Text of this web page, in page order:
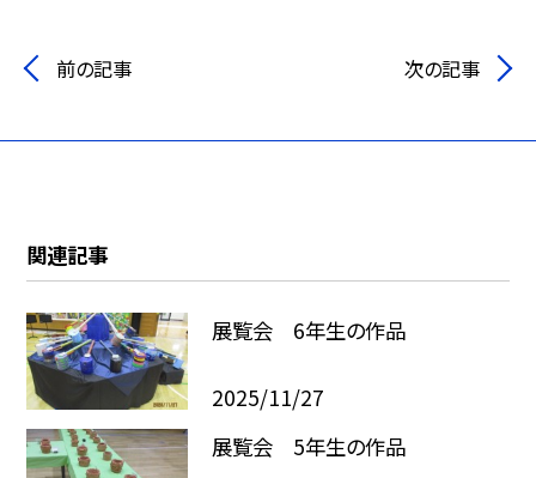
前の記事 次の記事
関連記事
展覧会 6年生の作品
2025/11/27
展覧会 5年生の作品